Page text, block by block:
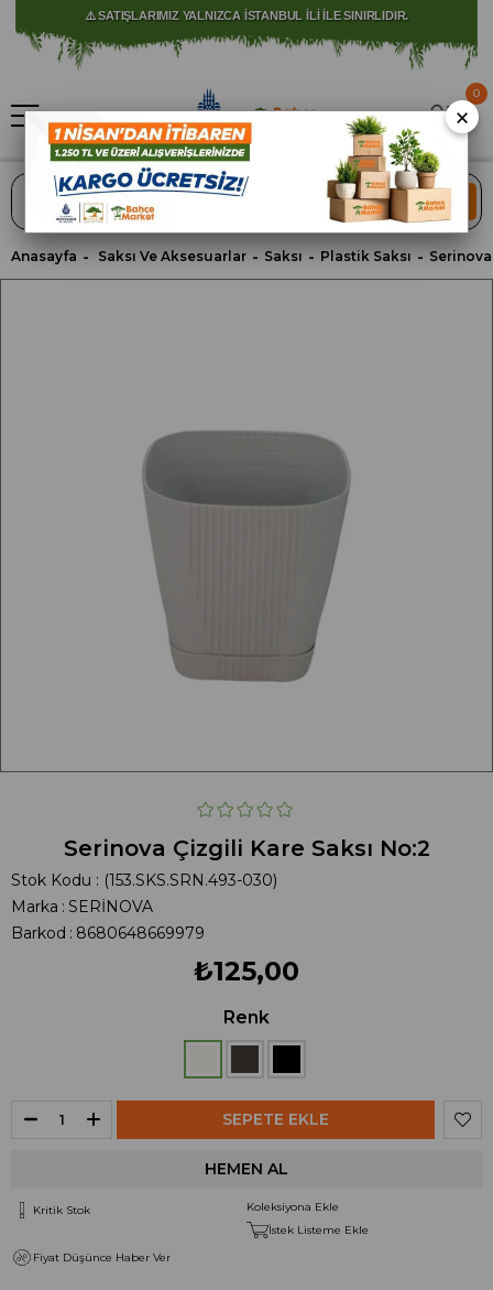
⚠️ SATIŞLARIMIZ YALNIZCA İSTANBUL İLİ İLE SINIRLIDIR.
ARA
0
Anasayfa Saksı Ve Aksesuarlar Saksı Plastik Saksı
Serinova Çizgili Kare Saksı No:2
Stok Kodu
(153.SKS.SRN.493-030)
Marka : SERİNOVA
Barkod : 8680648669979
₺125,00
Renk
Kritik Stok
Koleksiyona Ekle
İstek Listeme Ekle
Fiyat Düşünce Haber Ver
×